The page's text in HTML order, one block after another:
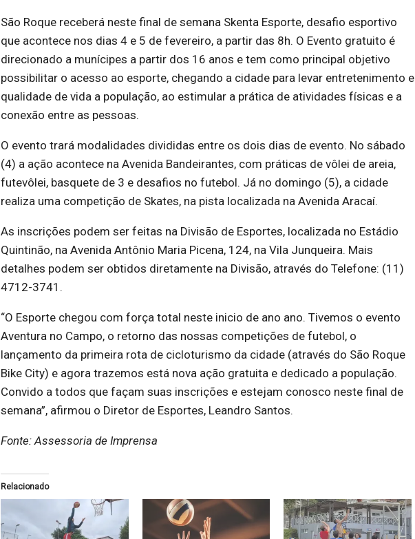
São Roque receberá neste final de semana Skenta Esporte, desafio esportivo
que acontece nos dias 4 e 5 de fevereiro, a partir das 8h. O Evento gratuito é
direcionado a munícipes a partir dos 16 anos e tem como principal objetivo
possibilitar o acesso ao esporte, chegando a cidade para levar entretenimento e
qualidade de vida a população, ao estimular a prática de atividades físicas e a
conexão entre as pessoas.
O evento trará modalidades divididas entre os dois dias de evento. No sábado
(4) a ação acontece na Avenida Bandeirantes, com práticas de vôlei de areia,
futevôlei, basquete de 3 e desafios no futebol. Já no domingo (5), a cidade
realiza uma competição de Skates, na pista localizada na Avenida Aracaí.
As inscrições podem ser feitas na Divisão de Esportes, localizada no Estádio
Quintinão, na Avenida Antônio Maria Picena, 124, na Vila Junqueira. Mais
detalhes podem ser obtidos diretamente na Divisão, através do Telefone: (11)
4712-3741.
“O Esporte chegou com força total neste inicio de ano ano. Tivemos o evento
Aventura no Campo, o retorno das nossas competições de futebol, o
lançamento da primeira rota de cicloturismo da cidade (através do São Roque
Bike City) e agora trazemos está nova ação gratuita e dedicado a população.
Convido a todos que façam suas inscrições e estejam conosco neste final de
semana”, afirmou o Diretor de Esportes, Leandro Santos.
Fonte: Assessoria de Imprensa
Relacionado